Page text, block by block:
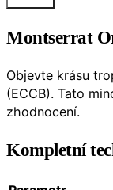
Montserrat
Objevte krásu
(ECCB). Tato
zhodnocení.
Kompletní